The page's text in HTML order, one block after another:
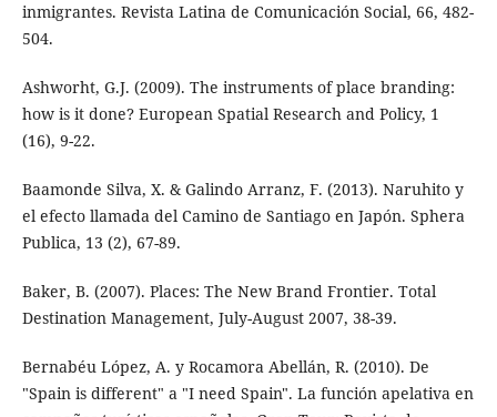
inmigrantes. Revista Latina de Comunicación Social, 66, 482-
504.
Ashworht, G.J. (2009). The instruments of place branding:
how is it done? European Spatial Research and Policy, 1
(16), 9-22.
Baamonde Silva, X. & Galindo Arranz, F. (2013). Naruhito y
el efecto llamada del Camino de Santiago en Japón. Sphera
Publica, 13 (2), 67-89.
Baker, B. (2007). Places: The New Brand Frontier. Total
Destination Management, July-August 2007, 38-39.
Bernabéu López, A. y Rocamora Abellán, R. (2010). De
"Spain is different" a "I need Spain". La función apelativa en